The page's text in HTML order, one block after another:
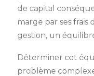
de capital
marge par ses frais
gestion, un
Déterminer cet
problème